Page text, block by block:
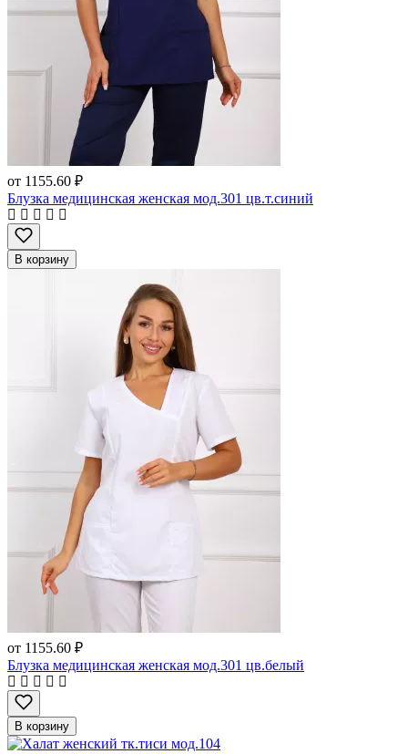
от 1155.60 ₽
Блузка медицинская женская мод.301 цв.т.синий
В корзину
от 1155.60 ₽
Блузка медицинская женская мод.301 цв.белый
В корзину